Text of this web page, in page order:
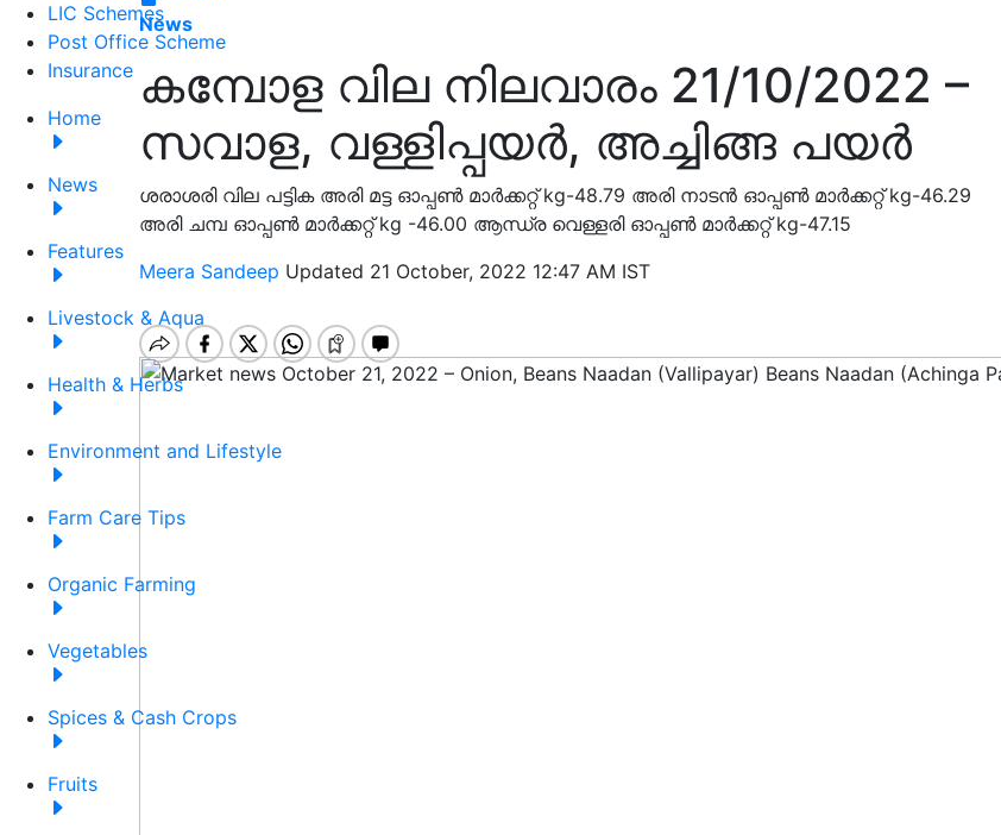
LIC Schemes
Post Office Scheme
Insurance
Home
News
Features
Livestock & Aqua
Health & Herbs
Environment and Lifestyle
Farm Care Tips
Organic Farming
Vegetables
Spices & Cash Crops
Fruits
News
കമ്പോള വില നിലവാരം 21/10/2022 –
സവാള, വള്ളിപ്പയർ, അച്ചിങ്ങ പയർ
ശരാശരി വില പട്ടിക അരി മട്ട ഓപ്പൺ മാർക്കറ്റ് kg-48.79 അരി നാടൻ ഓപ്പൺ മാർക്കറ്റ് kg-46.29
അരി ചമ്പ ഓപ്പൺ മാർക്കറ്റ് kg -46.00 ആന്ധ്ര വെള്ളരി ഓപ്പൺ മാർക്കറ്റ് kg-47.15
Meera Sandeep Updated 21 October, 2022 12:47 AM IST